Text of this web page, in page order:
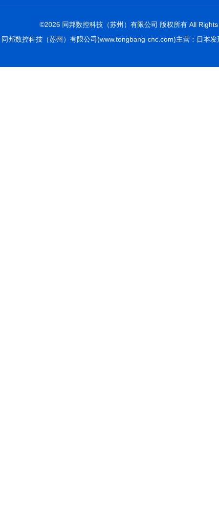
©2026 同邦数控科技（苏州）有限公司 版权所有 All
同邦数控科技（苏州）有限公司(www.tongbang-cnc.com)主营：日本